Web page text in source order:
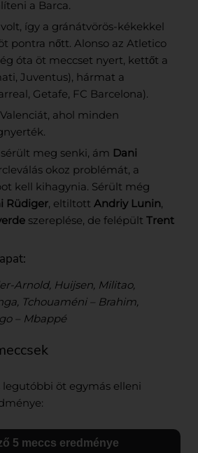
a Barca.
így a gránátvörös-kékekkel
pontra nőtt. Alonso az Atletico
óta öt meccset nyert, kettőt a
Juventus), hármat a
Getafe, FC Barcelona).
ahol minden
meg senki, ám Dani
okoz problémát, a
kell kihagynia. Sérült még
Rüdiger, eltiltott Andriy Lunin,
szereplése, de felépült Trent
Arnold, Huijsen, Militao,
Tchouaméni – Brahim,
– Mbappé
öt egymás elleni
5 meccs eredménye